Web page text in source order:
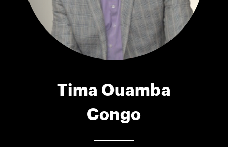
Tima Ouamba
Congo